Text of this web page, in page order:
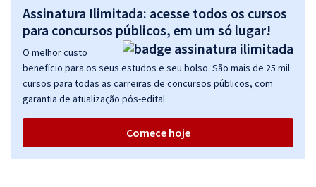
Professor Edilson Enedino
R$ 87,92à vista
ou 12x de R$ 7,33
Economize R$ 21,98 (-20%)
Comprar
TCE MS - Tribunal de Contas do Estado do Mato Grosso do Sul -
Assinatura Ilimitada: acesse todos os cursos
para concursos públicos, em um só lugar!
O melhor custo
benefício para os seus estudos e seu bolso. São mais de 25 mil
cursos para todas as carreiras de concursos públicos, com
garantia de atualização pós-edital.
Comece hoje